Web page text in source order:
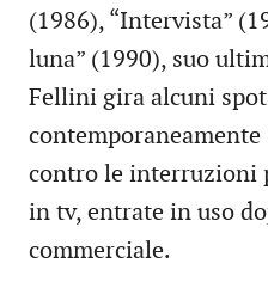
(1986), “Intervista”
luna” (1990), suo
Fellini gira alcuni
contro le interruzioni
in tv, entrate in uso
commerciale.